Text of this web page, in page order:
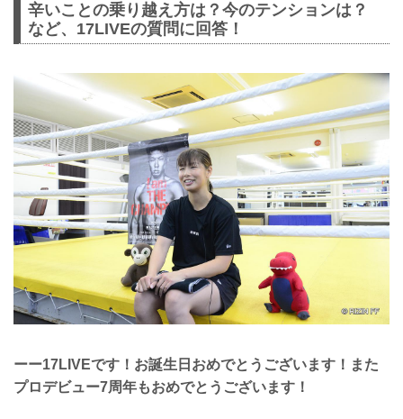
辛いことの乗り越え方は？今のテンションは？
など、17LIVEの質問に回答！
ーー17LIVEです！お誕生日おめでとうございます！また
プロデビュー7周年もおめでとうございます！